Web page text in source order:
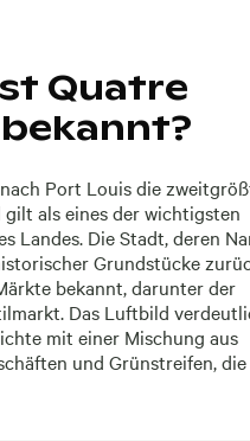
Quatre
Port Louis die
als eines der wichtigsten
Landes. Die Stadt, deren
Grundstücke
bekannt, darunter der
Das Luftbild
mit einer Mischung aus
und Grünstreifen, die